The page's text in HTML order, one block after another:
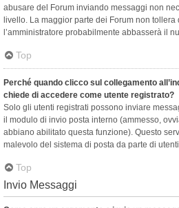
abusare del Forum inviando messaggi non
livello. La maggior parte dei Forum non tollera
l’amministratore probabilmente abbasserà il
Top
Perché quando clicco sul collegamento
chiede di accedere come utente registrato?
Solo gli utenti registrati possono inviare
il modulo di invio posta interno (ammesso,
abbiano abilitato questa funzione). Questo
malevolo del sistema di posta da parte di
Top
Invio Messaggi